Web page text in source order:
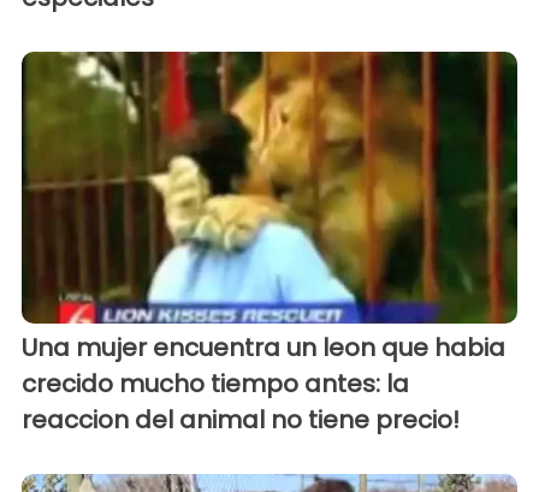
Una mujer encuentra un leon que habia
crecido mucho tiempo antes: la
reaccion del animal no tiene precio!